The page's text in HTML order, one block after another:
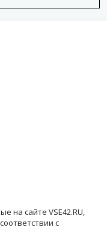
на сайте VSE42.RU,
с